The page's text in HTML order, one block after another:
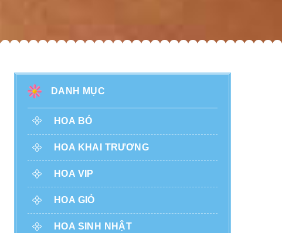
DANH MỤC
HOA BÓ
HOA KHAI TRƯƠNG
HOA VIP
HOA GIỎ
HOA SINH NHẬT